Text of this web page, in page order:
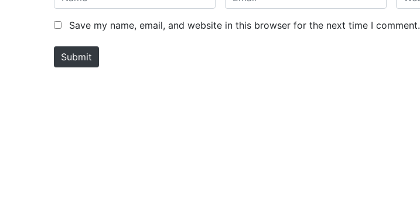
a
m
*
m
a
e
b
Save my name, email, and website in this browser for the next time I comment.
Submit